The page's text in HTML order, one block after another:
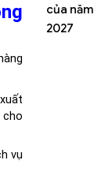
vụ
và
đầu
của năm
2027